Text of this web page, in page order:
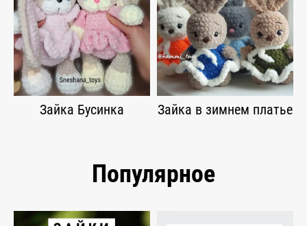
Зайка Бусинка Зайка в зимнем платье
Популярное